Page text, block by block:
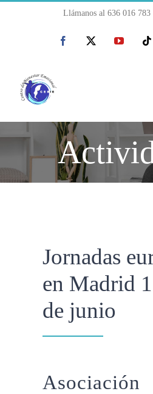
Llámanos al 636 016 783
Facebook YouTube
Jornadas
en Madrid
de junio
Asociación